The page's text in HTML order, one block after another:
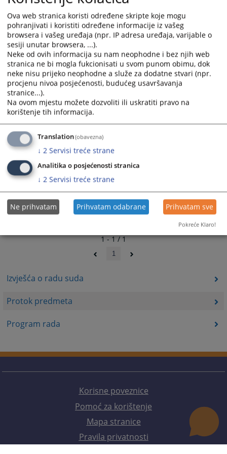
Izvješća o radu suda
Protok predmeta
Program rada
select
a
date.
Press
the
question
mark
key
to
the
keyboard
shortcuts
for
changing
select
a
date.
Press
the
question
mark
key
to
keyboard
shortcuts
for
changing
1 - 1 / 1
1
Korisne poveznice
Pomoć za korištenje
Mapa stranice
Pravila privatnosti
Ova web stranica koristi određene skripte koje mogu
pohranjivati i koristiti određene informacije iz vašeg
browsera i vašeg uređaja (npr. IP adresa uređaja, varijable o
sesiji unutar browsera, ...).
Neke od ovih informacija su nam neophodne i bez njih web
stranica ne bi mogla fukcionisati u svom punom obimu, dok
neke nisu prijeko neophodne a služe za dodatne stvari (npr.
procjenu nivoa posjećenosti, budućeg usavršavanja
stranice...).
Na ovom mjestu možete dozvoliti ili uskratiti pravo na
korištenje tih informacija.
Translation(obavezna)
↓ 2 Servisi treće strane
Analitika o posjećenosti stranica
↓ 2 Servisi treće strane
Ne prihvatam Prihvatam odabrane Prihvatam sve
Pokreće Klaro!